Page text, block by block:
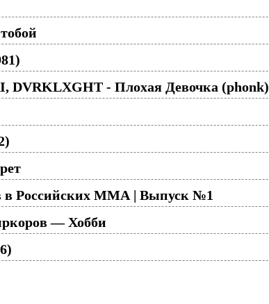
- Плохая Девочка (phonk)
в Российских ММА | Выпуск №1
— Хобби